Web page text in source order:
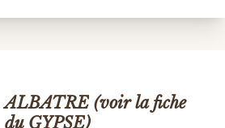
ALBATRE (voir la fiche
du GYPSE)